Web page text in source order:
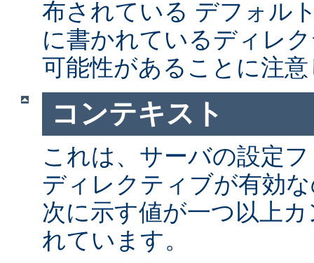
布されている デフォル
に書かれているディレ
可能性があることに注
コンテキスト
これは、サーバの設定
ディレクティブが有効
次に示す値が一つ以上
れています。